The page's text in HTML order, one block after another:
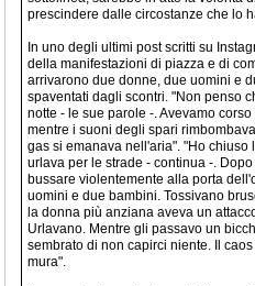
prescindere dalle circostanze che lo
In uno degli ultimi post scritti su
della manifestazioni di piazza e di
arrivarono due donne, due uomini e
spaventati dagli scontri. "Non penso
notte - le sue parole -. Avevamo
mentre i suoni degli spari
gas si emanava nell'aria". "Ho
urlava per le strade - continua -.
bussare violentemente alla porta
uomini e due bambini. Tossivano
la donna più anziana aveva un
Urlavano. Mentre gli passavo un
sembrato di non capirci niente. Il
mura".